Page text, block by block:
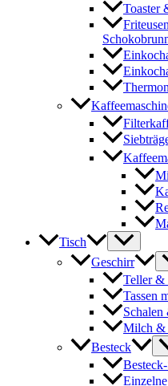
Toaster
Tisch
Geschirr
Teller &
Tassen
Schalen
Milch &
Besteck